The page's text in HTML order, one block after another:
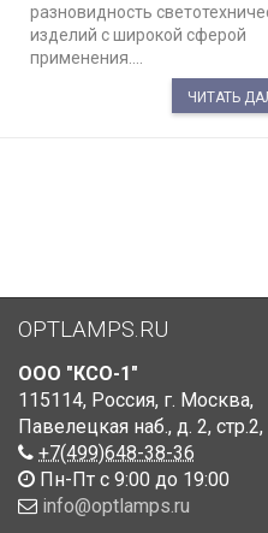
разновидность
изделий с широкой сферой
применения....
ЧИТАТЬ
OPTLAMPS.RU
ООО "КСО-1"
115114, Россия, г. Москва,
Павелецкая наб., д. 2, стр.2,
+7(499)648-38-36
Пн-Пт с 9:00 до 19:00
info@optlamps.ru